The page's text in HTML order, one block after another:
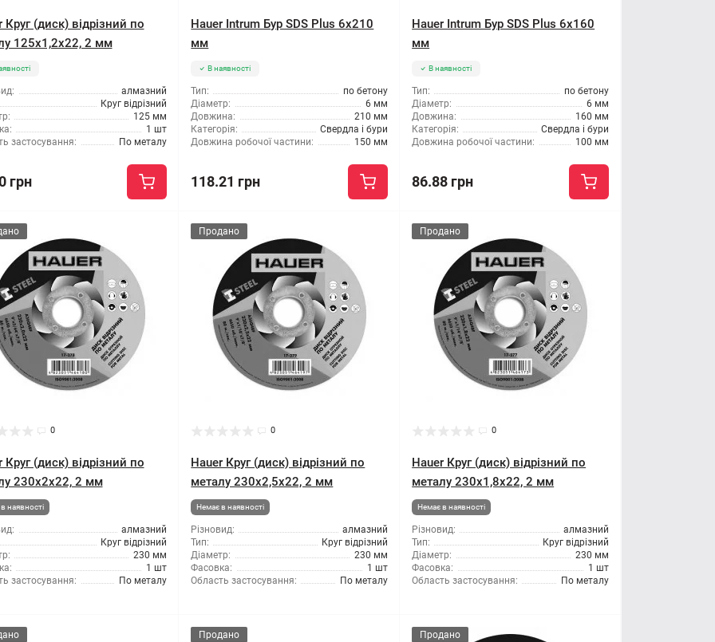
Круг (диск) відрізний по
125x1,2x22, 2 мм
алмазний
Круг відрізний
125 мм
1 шт
застосування:
По металу
грн
Hauer Intrum Бур SDS Plus 6x210
мм
В наявності
Тип:
по бетону
Діаметр:
6 мм
Довжина:
210 мм
Категорія:
Свердла і бури
Довжина робочої частини:
150 мм
118.21 грн
Hauer Intrum Бур SDS Plus 6x160
мм
В наявності
Тип:
по бетону
Діаметр:
6 мм
Довжина:
160 мм
Категорія:
Свердла і бури
Довжина робочої частини:
100 мм
86.88 грн
0
Круг (диск) відрізний по
230x2x22, 2 мм
наявності
алмазний
Круг відрізний
230 мм
1 шт
застосування:
По металу
Продано
0
Hauer Круг (диск) відрізний по
металу 230x2,5x22, 2 мм
Немає в наявності
Різновид:
алмазний
Тип:
Круг відрізний
Діаметр:
230 мм
Фасовка:
1 шт
Область застосування:
По металу
Продано
0
Hauer Круг (диск) відрізний по
металу 230x1,8x22, 2 мм
Немає в наявності
Різновид:
алмазний
Тип:
Круг відрізний
Діаметр:
230 мм
Фасовка:
1 шт
Область застосування:
По металу
Продано Продано